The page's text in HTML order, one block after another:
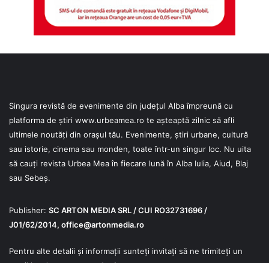
Singura revistă de evenimente din județul Alba împreună cu
platforma de știri www.urbeamea.ro te așteaptă zilnic să afli
ultimele noutăți din orașul tău. Evenimente, știri urbane, cultură
sau istorie, cinema sau monden, toate într-un singur loc. Nu uita
să cauți revista Urbea Mea în fiecare lună în Alba Iulia, Aiud, Blaj
sau Sebeș.
Publisher: SC ARTON MEDIA SRL / CUI RO32731696 /
J01/62/2014, office@artonmedia.ro
Pentru alte detalii și informații sunteți invitați să ne trimiteți un